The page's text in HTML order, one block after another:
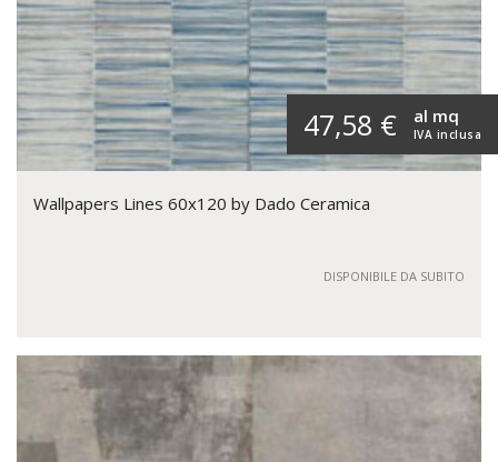
47,58 € IVA inclusa
al mq
Wallpapers Lines 60x120 by Dado Ceramica
DISPONIBILE DA SUBITO